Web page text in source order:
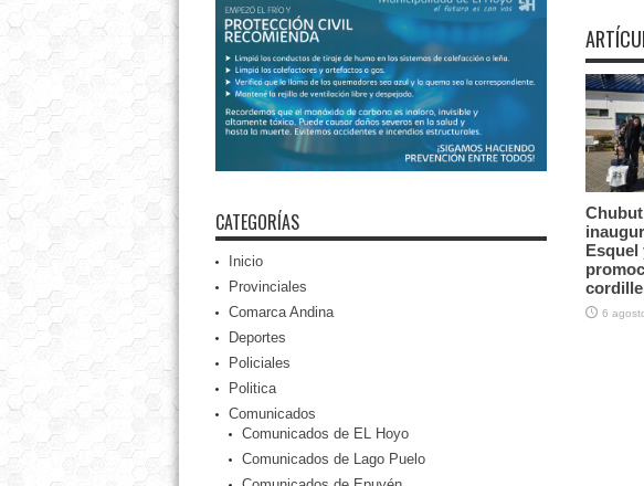
Esquel
6
CATEGORÍAS
Inicio
Provinciales
Comarca Andina
Deportes
Policiales
Politica
Comunicados
Comunicados de EL Hoyo
Comunicados de Lago Puelo